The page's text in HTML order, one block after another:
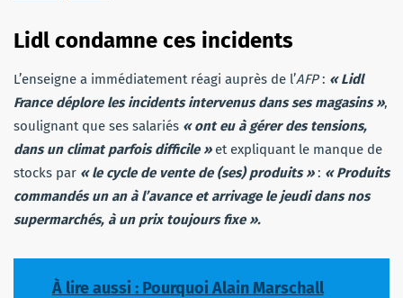
Lidl condamne ces incidents
L’enseigne a immédiatement réagi auprès de l’AFP: « Lidl
France déplore les incidents intervenus dans ses magasins »,
soulignant que ses salariés « ont eu à gérer des tensions,
dans un climat parfois difficile »et expliquant le manque de
stocks par « le cycle de vente de (ses) produits »: « Produits
commandés un an à l’avance et arrivage le jeudi dans nos
supermarchés, à un prix toujours fixe ».
À lire aussi : Pourquoi Alain Marschall